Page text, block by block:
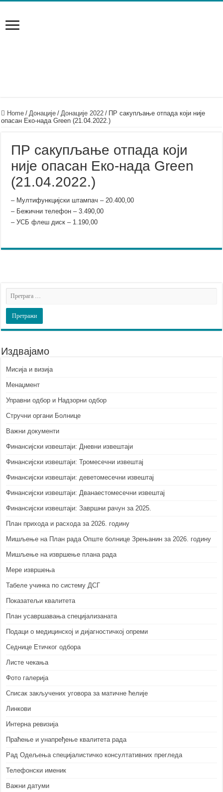
Home / Донације / Донације 2022 / ПР сакупљање отпада који није
опасан Еко-нада Green (21.04.2022.)
ПР сакупљање отпада који
није опасан Еко-нада Green
(21.04.2022.)
– Mултифункцијски штампач – 20.400,00
– Бежични телефон – 3.490,00
– УСБ флеш диск – 1.190,00
Издвајамо
Мисија и визија
Менаџмент
Управни одбор и Надзорни одбор
Стручни органи Болнице
Важни документи
Финансијски извештаји: Дневни извештаји
Финансијски извештаји: Тромесечни извештај
Финансијски извештаји: деветомесечни извештај
Финансијски извештаји: Дванаестомесечни извештај
Финансијски извештаји: Завршни рачун за 2025.
План прихода и расхода за 2026. годину
Мишљење на План рада Опште болнице Зрењанин за 2026. годину
Мишљење на извршење плана рада
Мере извршења
Табеле учинка по систему ДСГ
Показатељи квалитета
План усавршавања специјализаната
Подаци о медицинској и дијагностичкој опреми
Седнице Етичког одбора
Листе чекања
Фото галерија
Списак закључених уговора за матичне ћелије
Линкови
Интерна ревизија
Праћење и унапређење квалитета рада
Рад Одељења специјалистичко консултативних прегледа
Телефонски именик
Важни датуми